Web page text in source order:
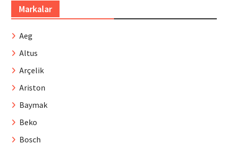
Markalar
Aeg
Altus
Arçelik
Ariston
Baymak
Beko
Bosch